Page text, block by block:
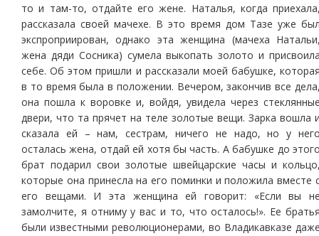
то и там-то, отдайте его жене. Наталья, когда
рассказала своей мачехе. В это время дом Тазе уже
экспроприирован, однако эта женщина (мачеха
жена дяди Сосника) сумела выкопать золото и
себе. Об этом пришли и рассказали моей бабушке,
в то время была в положении. Вечером, закончив все
она пошла к воровке и, войдя, увидела через
двери, что та прячет на теле золотые вещи. Зарка вошла
сказала ей – нам, сестрам, ничего не надо, но у
осталась жена, отдай ей хотя бы часть. А бабушке до
брат подарил свои золотые швейцарские часы и
которые она принесла на его поминки и положила вместе
его вещами. И эта женщина ей говорит: «Если вы
замолчите, я отниму у вас и то, что осталось!». Ее
были известными революционерами, во Владикавказе